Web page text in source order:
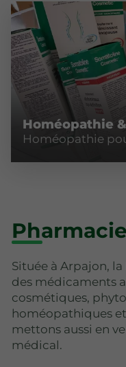
Homéopathie
Homéopathie
Située à Arpajon,
des médicaments
cosmétiques,
homéopathiques
mettons aussi en
médical.